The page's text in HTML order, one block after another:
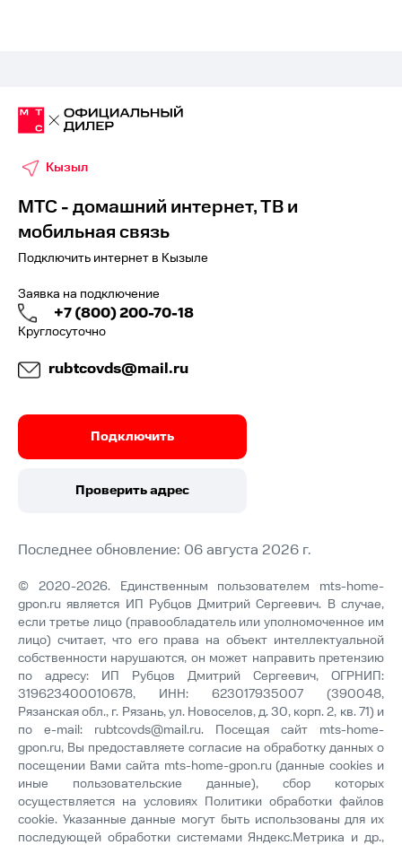
Кызыл
МТС - домашний интернет, ТВ и
мобильная связь
Подключить интернет в Кызыле
Заявка на подключение
+7 (800) 200-70-18
Круглосуточно
rubtcovds@mail.ru
Подключить
Проверить адрес
Последнее обновление: 06 августа 2026 г.
© 2020-2026. Единственным пользователем mts-home-
gpon.ru является ИП Рубцов Дмитрий Сергеевич. В случае,
если третье лицо (правообладатель или уполномоченное им
лицо) считает, что его права на объект интеллектуальной
собственности нарушаются, он может направить претензию
по адресу: ИП Рубцов Дмитрий Сергеевич, ОГРНИП:
319623400010678, ИНН: 623017935007 (390048,
Рязанская обл., г. Рязань, ул. Новоселов, д. 30, корп. 2, кв. 71) и
по e-mail: rubtcovds@mail.ru. Посещая сайт mts-home-
gpon.ru, Вы предоставляете согласие на обработку данных о
посещении Вами сайта mts-home-gpon.ru (данные cookies и
иные пользовательские данные), сбор которых
осуществляется на условиях Политики обработки файлов
cookie. Указанные данные могут быть использованы для их
последующей обработки системами Яндекс.Метрика и др.,